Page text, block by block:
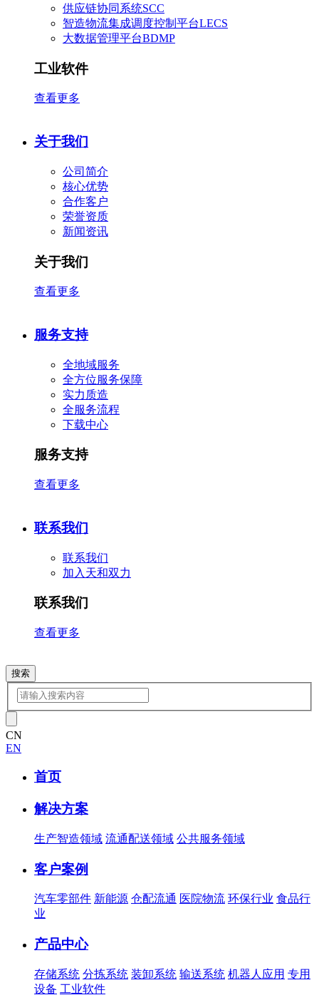
供应链协同系统SCC
智造物流集成调度控制平台LECS
大数据管理平台BDMP
工业软件
查看更多
关于我们
公司简介
核心优势
合作客户
​荣誉资质
新闻资讯
关于我们
查看更多
服务支持
全地域服务
全方位服务保障
实力质造
全服务流程
下载中心
服务支持
查看更多
联系我们
联系我们
加入天和双力
联系我们
查看更多
搜索
CN
EN
首页
解决方案
生产智造领域 流通配送领域 公共服务领域
客户案例
汽车零部件 新能源 仓配流通 医院物流 环保行业 食品行
业
产品中心
存储系统 分拣系统 装卸系统 输送系统 机器人应用 专用
设备 工业软件